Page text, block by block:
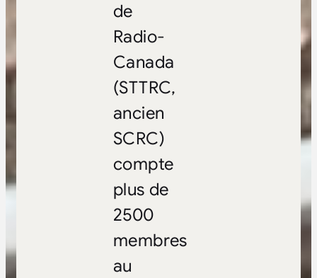
de
Radio-
Canada
(STTRC,
ancien
SCRC)
compte
plus de
2500
membres
au